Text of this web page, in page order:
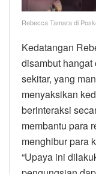
Rebecca Tamara di
Kedatangan
disambut
sekitar, yang
menyaksikan
berinteraksi
membantu para
menghibur para
“Upaya ini